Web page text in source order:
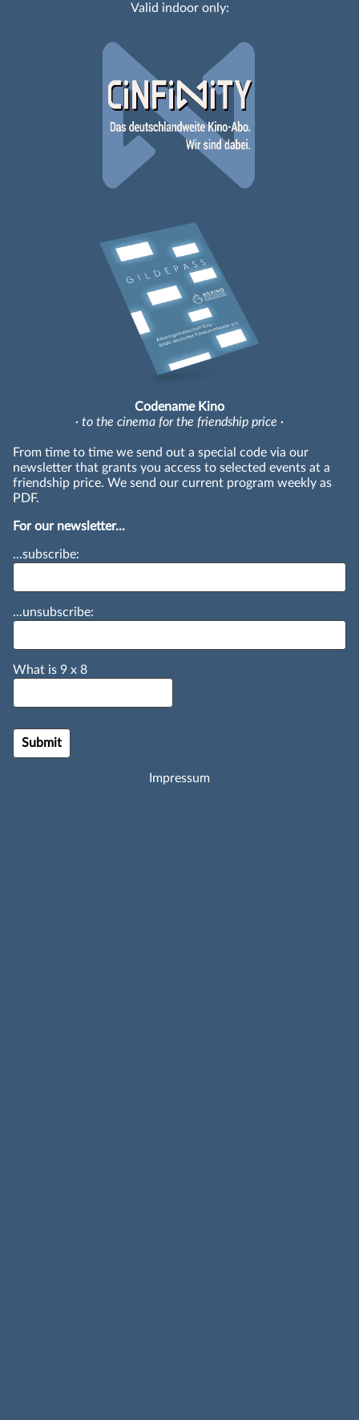
Valid indoor only:
Codename Kino
· to the cinema for the friendship price ·
From time to time we send out a special code via our
newsletter that grants you access to selected events at a
friendship price. We send our current program weekly as
PDF.
For our newsletter...
...subscribe:
...unsubscribe:
What is 9 x 8
Impressum